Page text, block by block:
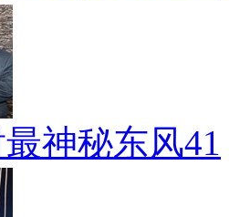
神秘东风41